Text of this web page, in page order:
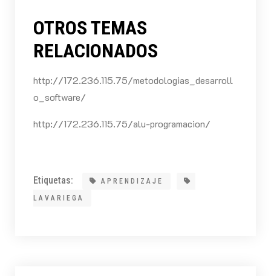
OTROS TEMAS
RELACIONADOS
http://172.236.115.75/metodologias_desarroll
o_software/
http://172.236.115.75/alu-programacion/
Etiquetas:
APRENDIZAJE
LAVARIEGA